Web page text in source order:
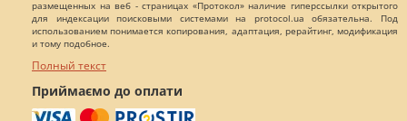
размещенных на веб - страницах «Протокол» наличие гиперссылки открытого
для индексации поисковыми системами на protocol.ua обязательна. Под
использованием понимается копирования, адаптация, рерайтинг, модификация
и тому подобное.
Полный текст
Приймаємо до оплати